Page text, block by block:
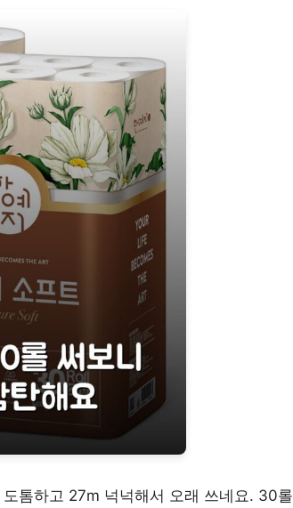
톰하고 27m 넉넉해서 오래 쓰네요. 30롤